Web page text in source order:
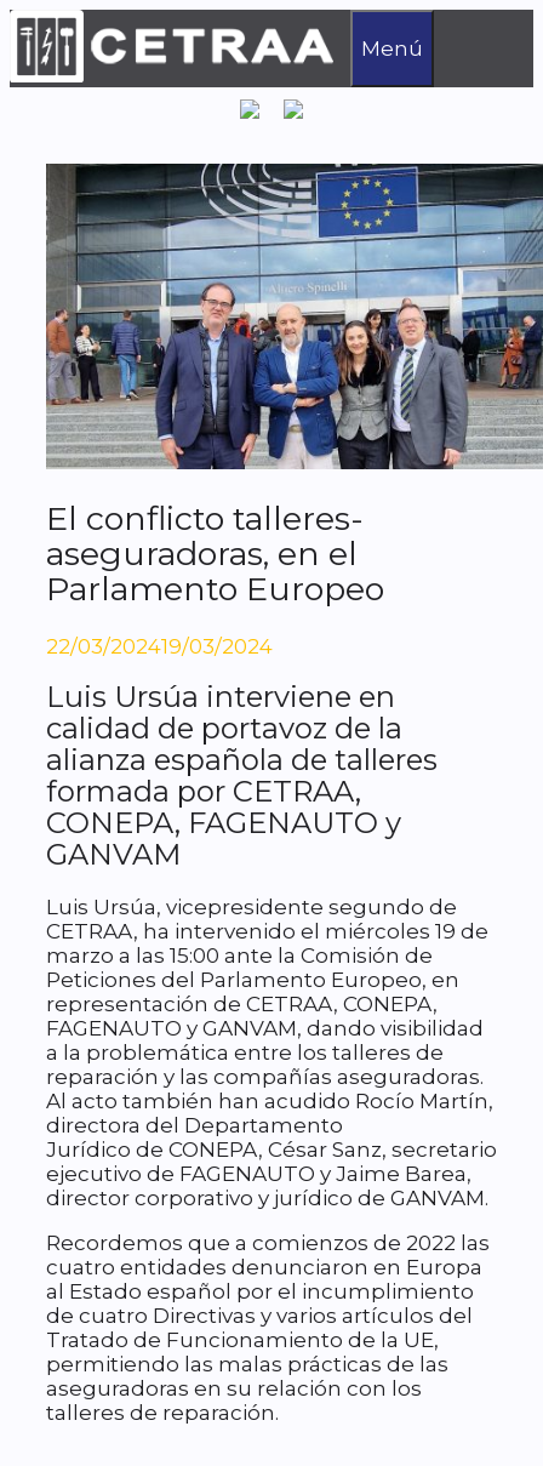
Saltar
al
contenido
Menú
El conflicto talleres-
aseguradoras, en el
Parlamento Europeo
22/03/202419/03/2024
Luis Ursúa interviene en
calidad de portavoz de la
alianza española de talleres
formada por CETRAA,
CONEPA, FAGENAUTO y
GANVAM
Luis Ursúa, vicepresidente segundo de
CETRAA, ha intervenido el miércoles 19 de
marzo a las 15:00 ante la Comisión de
Peticiones del Parlamento Europeo, en
representación de CETRAA, CONEPA,
FAGENAUTO y GANVAM, dando visibilidad
a la problemática entre los talleres de
reparación y las compañías aseguradoras.
Al acto también han acudido Rocío Martín,
directora del Departamento
Jurídico de CONEPA, César Sanz, secretario
ejecutivo de FAGENAUTO y Jaime Barea,
director corporativo y jurídico de GANVAM.
Recordemos que a comienzos de 2022 las
cuatro entidades denunciaron en Europa
al Estado español por el incumplimiento
de cuatro Directivas y varios artículos del
Tratado de Funcionamiento de la UE,
permitiendo las malas prácticas de las
aseguradoras en su relación con los
talleres de reparación.